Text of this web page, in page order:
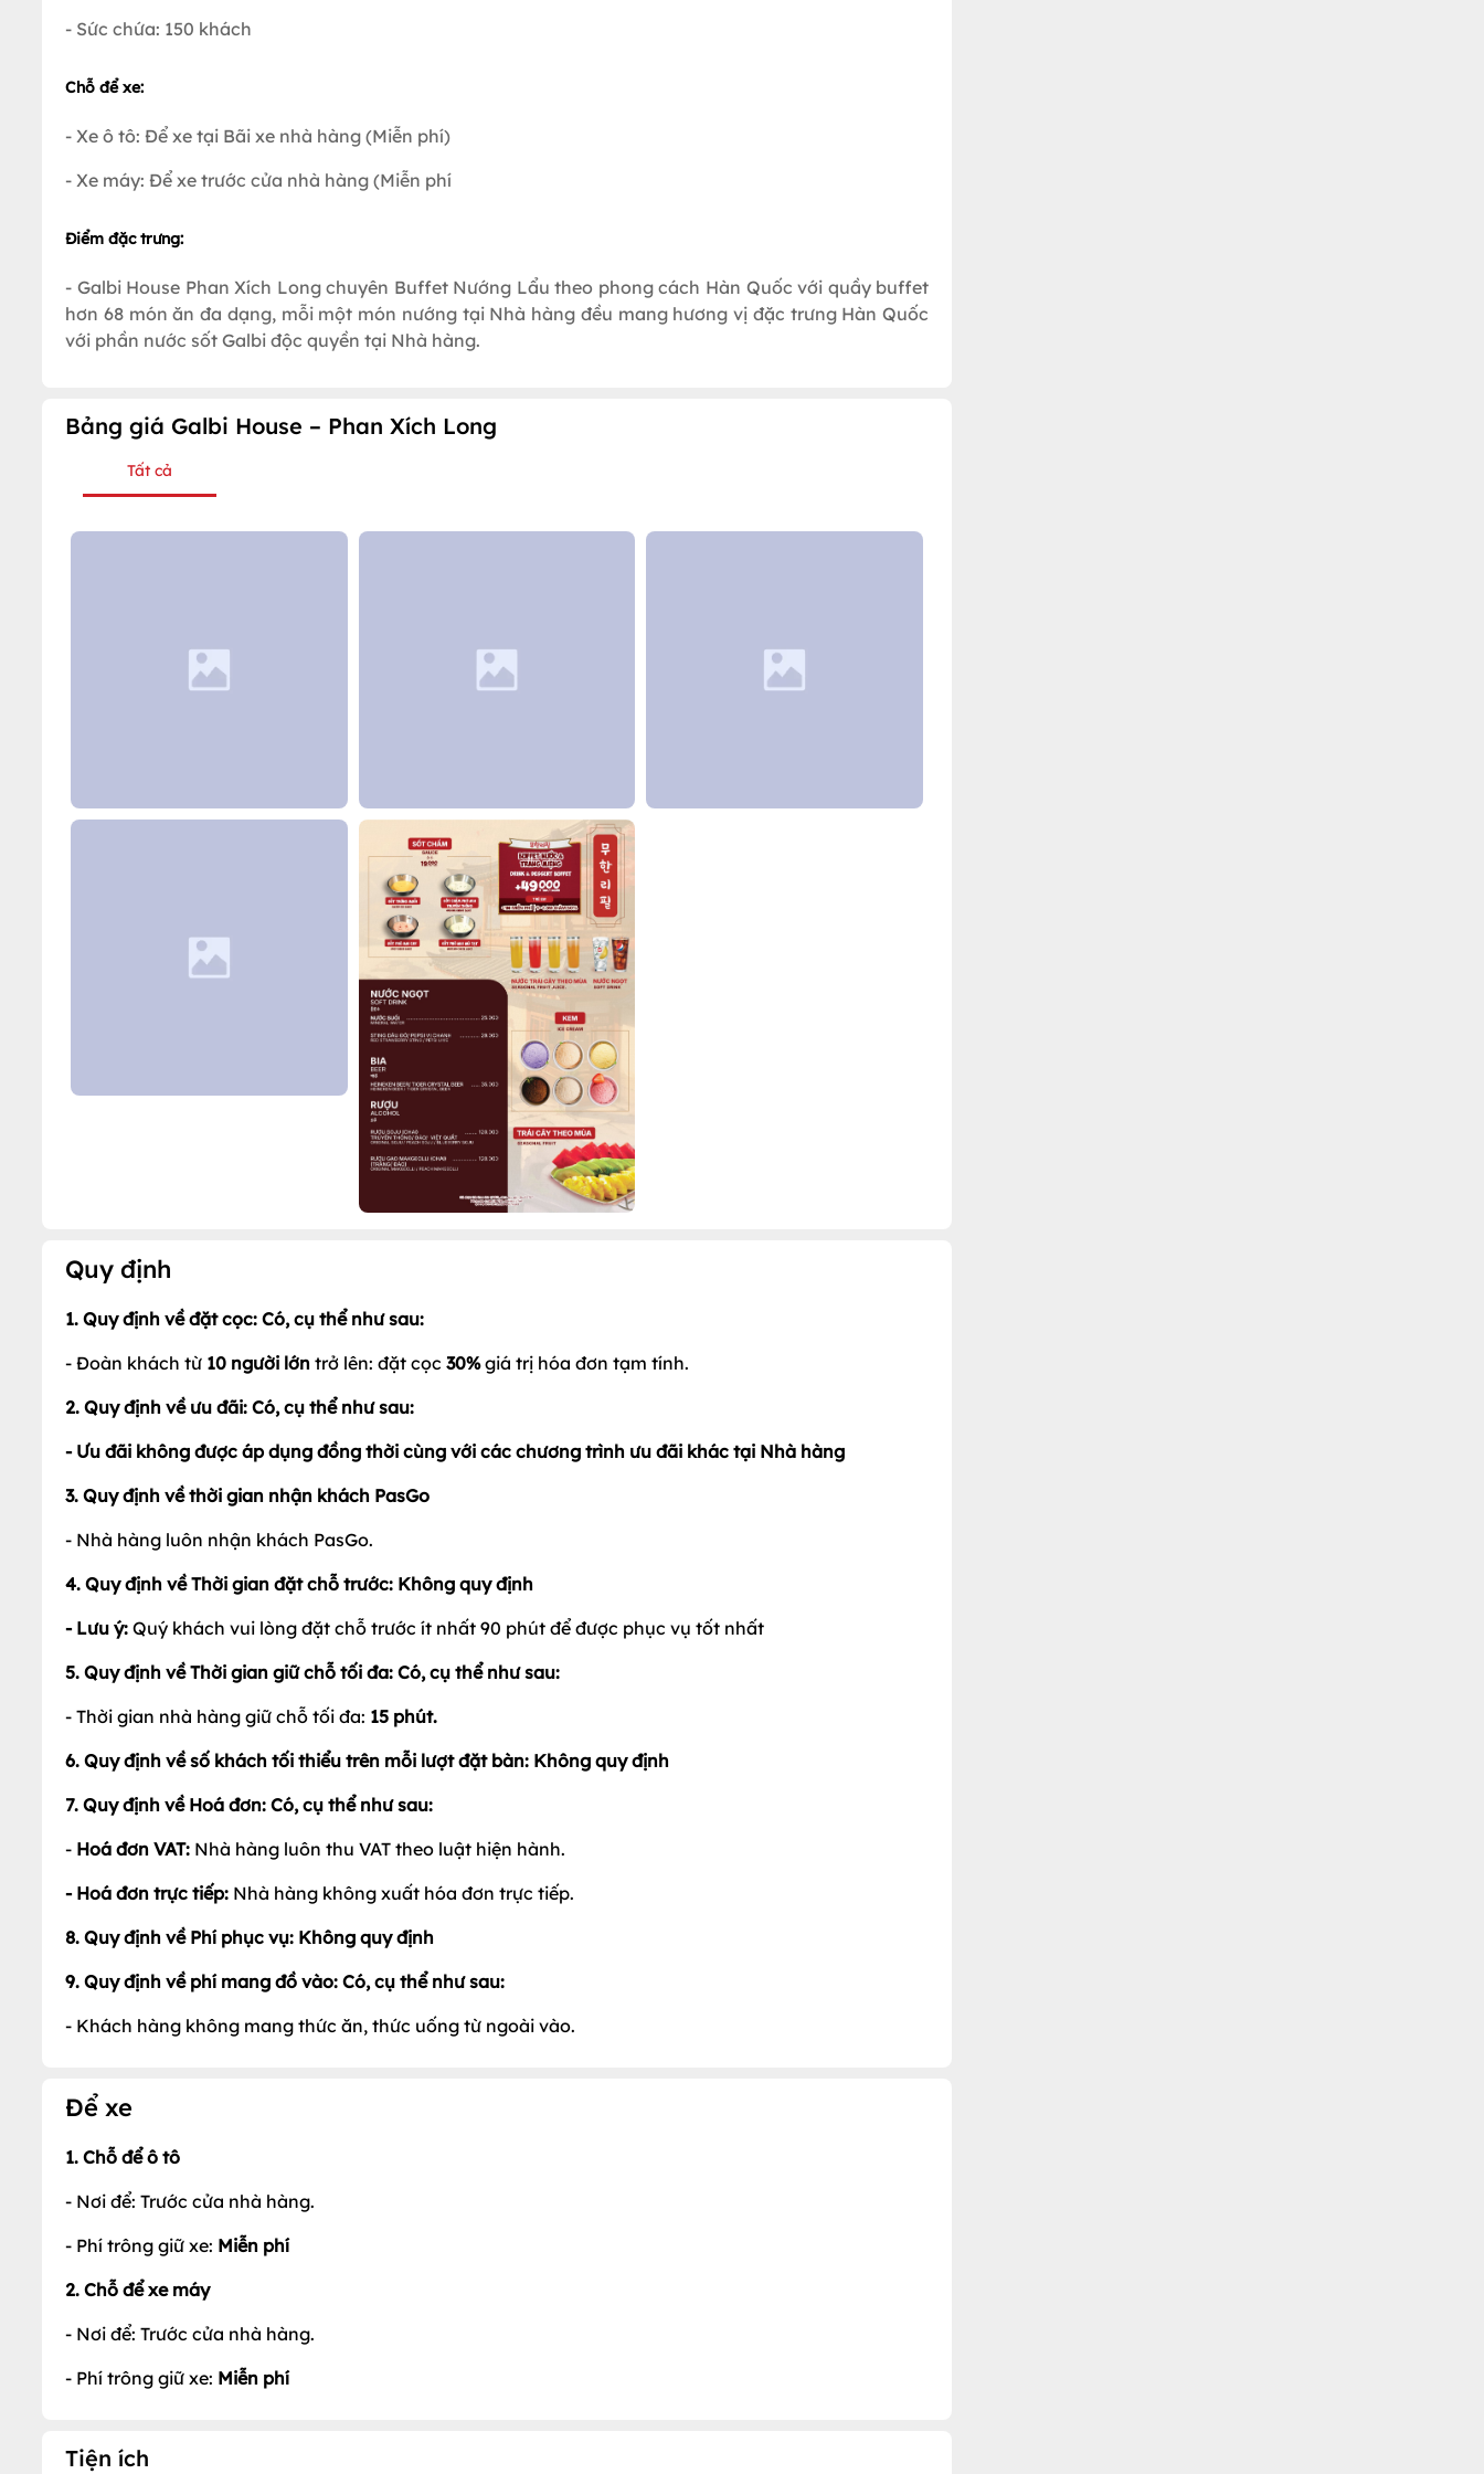
- Sức chứa: 150 khách
Chỗ để xe:
- Xe ô tô: Để xe tại Bãi xe nhà hàng (Miễn phí)
- Xe máy: Để xe trước cửa nhà hàng (Miễn phí
Điểm đặc trưng:
- Galbi House Phan Xích Long chuyên Buffet Nướng Lẩu theo phong cách Hàn Quốc với quầy buffet
hơn 68 món ăn đa dạng, mỗi một món nướng tại Nhà hàng đều mang hương vị đặc trưng Hàn Quốc
với phần nước sốt Galbi độc quyền tại Nhà hàng.
Bảng giá Galbi House – Phan Xích Long
Tất cả
Quy định
1. Quy định về đặt cọc: Có, cụ thể như sau:
- Đoàn khách từ10 người lớn trở lên: đặt cọc
2. Quy định về ưu đãi: Có, cụ thể như sau:
- Ưu đãi không được áp dụng đồng thời cùng với các chương trình ưu đãi khác tại Nhà hàng
3. Quy định về thời gian nhận khách PasGo
- Nhà hàng luôn nhận khách PasGo.
4. Quy định về Thời gian đặt chỗ trước: Không quy định
- Lưu ý:Quý khách vui lòng đặt chỗ trước ít nhất 90 phút để được phục vụ tốt nhất
5. Quy định về Thời gian giữ chỗ tối đa:Có, cụ thể như sau:
- Thời gian nhà hàng giữ chỗ tối đa:15phút.
6. Quy định về số khách tối thiểu trên mỗi lượt đặt bàn: Không quy định
7. Quy định về Hoá đơn: Có, cụ thể như sau:
- Hoá đơn VAT: Nhà hàng luôn thu VAT theo luật hiện hành.
- Hoá đơn trực tiếp:Nhà hàng không xuất hóa đơn trực tiếp.
9. Quy định về phí mang đồ vào: Có, cụ thể như sau:
- Khách hàng không mang thức ăn, thức uống từ ngoài vào.
Để xe
1. Chỗ để ô tô
- Nơi để: Trước cửa nhà hàng.
- Phí trông giữ xe: Miễn phí
- Nơi để: Trước cửa nhà hàng.